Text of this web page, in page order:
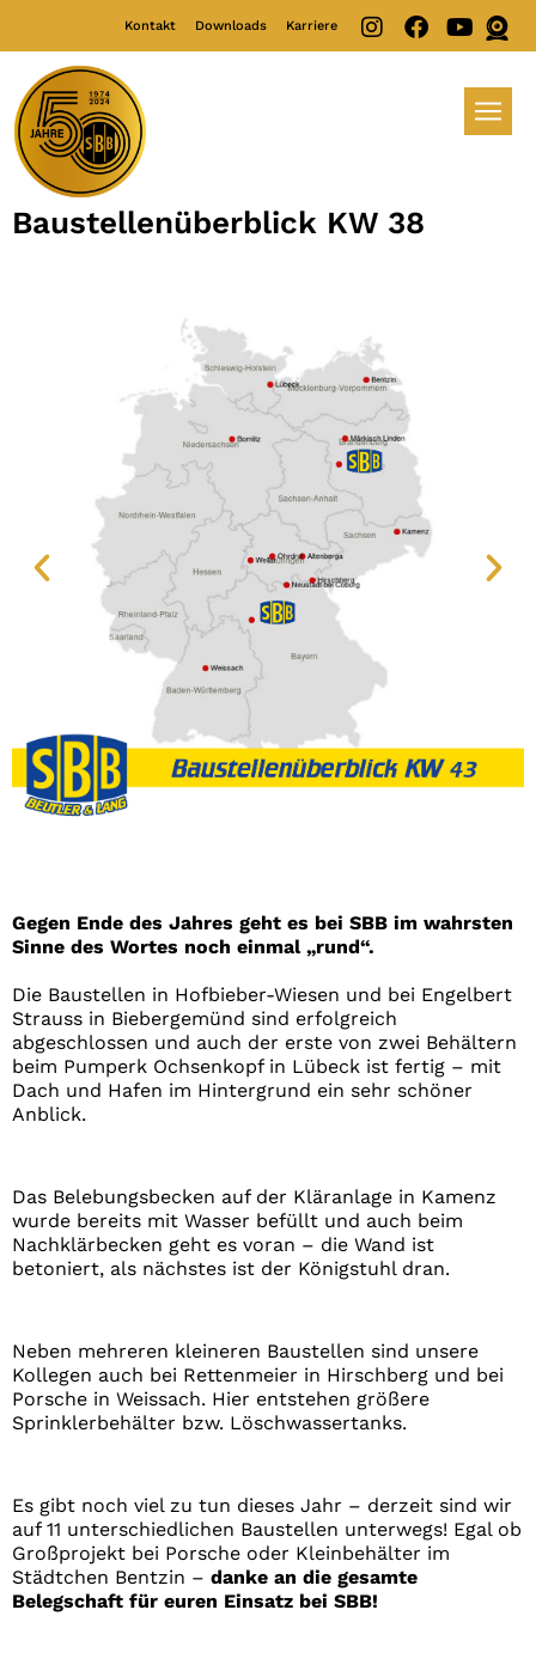
Kontakt Downloads Karriere
Baustellenüberblick KW 38
Gegen Ende des Jahres geht es bei SBB im wahrsten
Sinne des Wortes noch einmal „rund“.
Die Baustellen in Hofbieber-Wiesen und bei Engelbert
Strauss in Biebergemünd sind erfolgreich
abgeschlossen und auch der erste von zwei Behältern
beim Pumperk Ochsenkopf in Lübeck ist fertig – mit
Dach und Hafen im Hintergrund ein sehr schöner
Anblick.
Das Belebungsbecken auf der Kläranlage in Kamenz
wurde bereits mit Wasser befüllt und auch beim
Nachklärbecken geht es voran – die Wand ist
betoniert, als nächstes ist der Königstuhl dran.
Neben mehreren kleineren Baustellen sind unsere
Kollegen auch bei Rettenmeier in Hirschberg und bei
Porsche in Weissach. Hier entstehen größere
Sprinklerbehälter bzw. Löschwassertanks.
Es gibt noch viel zu tun dieses Jahr – derzeit sind wir
auf 11 unterschiedlichen Baustellen unterwegs! Egal ob
Großprojekt bei Porsche oder Kleinbehälter im
Städtchen Bentzin – danke an die gesamte
Belegschaft für euren Einsatz bei SBB!